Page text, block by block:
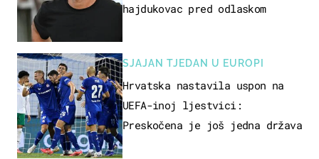
hajdukovac pred odlaskom
SJAJAN TJEDAN U EUROPI
Hrvatska nastavila uspon na
UEFA-inoj ljestvici:
Preskočena je još jedna država